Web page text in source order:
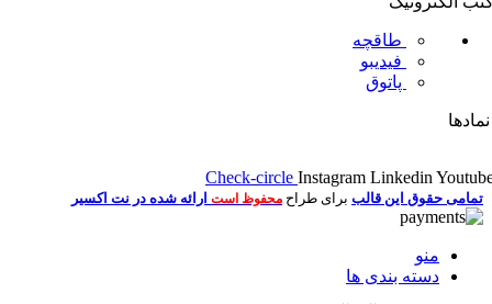
طاقچه
فیدیبو
پاتوق
Check-circle Instagram Linkedin
تمامی حقوق این قالب برای طراح محفوظ است ارائه شده در نت اکسیر
منو
دسته بندی ها